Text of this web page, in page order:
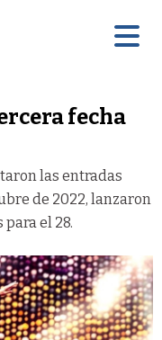
fecha
las entradas
de 2022, lanzaron
el 28.